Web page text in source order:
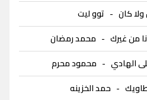
كان- توو ليت
من غيرك- محمد رمضان
الهادي- محمود محرم
- حمد الخزينه